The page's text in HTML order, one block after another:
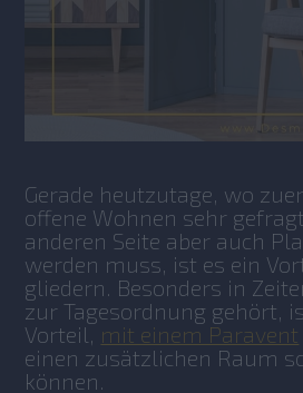
Gerade heutzutage, wo
offene Wohnen sehr
anderen Seite aber auch
werden muss, ist es ein
gliedern. Besonders in
zur Tagesordnung gehört,
Vorteil, mit einem Paravent
einen zusätzlichen Raum
können.